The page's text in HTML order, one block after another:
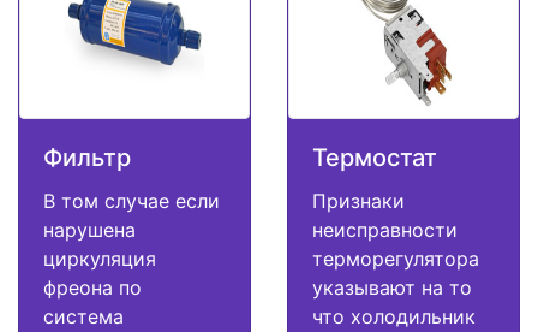
Фильтр
В том случае если
нарушена
циркуляция
фреона по
система
Термостат
Признаки
неисправности
терморегулятора
указывают на то
что холодильник